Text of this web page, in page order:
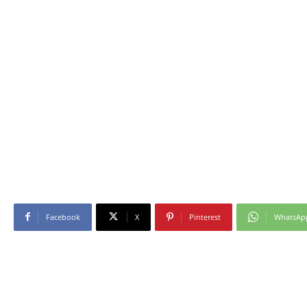
Facebook X Pinterest